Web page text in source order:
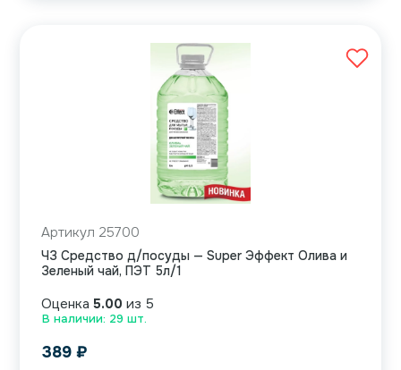
В наличии: 29 шт.
Артикул 25700
ЧЗ Средство д/посуды — Super Эффект Олива и
Зеленый чай, ПЭТ 5л/1
Оценка 5.00 из 5
389 ₽